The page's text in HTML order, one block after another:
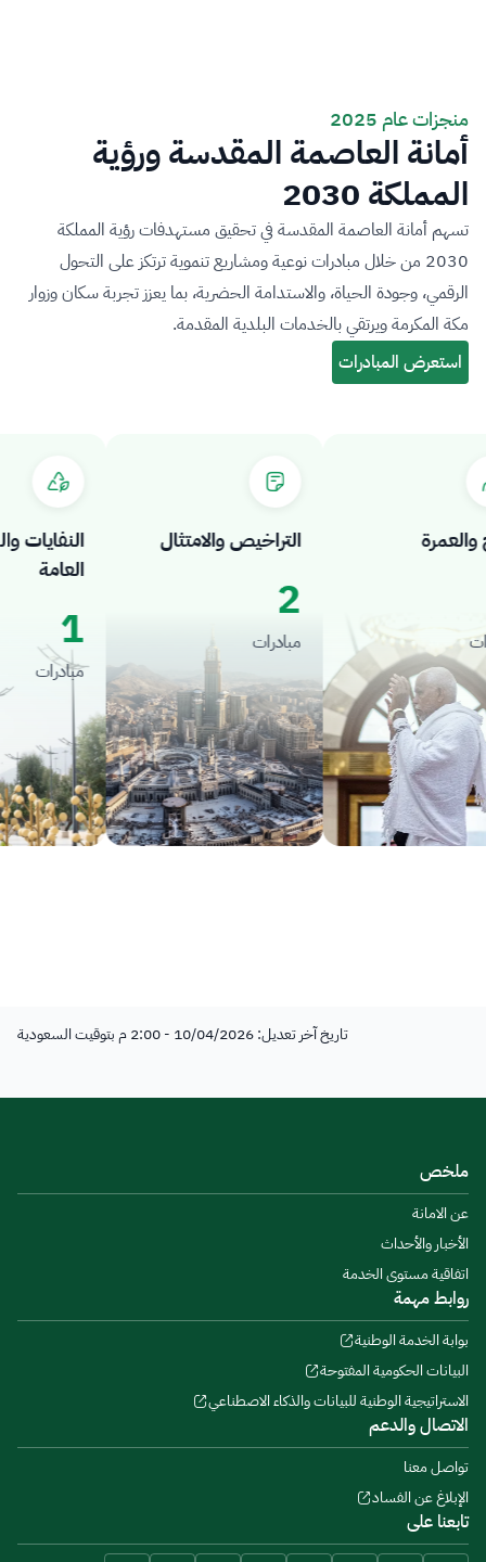
منجزات عام 2025
أمانة العاصمة المقدسة ورؤية
المملكة 2030
تسهم أمانة العاصمة المقدسة في تحقيق مستهدفات رؤية المملكة
2030 من خلال مبادرات نوعية ومشاريع تنموية ترتكز على التحول
الرقمي، وجودة الحياة، والاستدامة الحضرية، بما يعزز تجربة سكان وزوار
مكة المكرمة ويرتقي بالخدمات البلدية المقدمة.
النفايات
العامة
1
مبادرات
التراخيص والامتثال
2
مبادرات
تاريخ آخر تعديل: 10/04/2026 - 2:00 م بتوقيت السعودية
ملخص
عن الامانة
الأخبار والأحداث
اتفاقية مستوى الخدمة
روابط مهمة
بوابة الخدمة الوطنية
البيانات الحكومية المفتوحة
الاستراتيجية الوطنية للبيانات والذكاء الاصطناعي
الاتصال والدعم
تواصل معنا
الإبلاغ عن الفساد
تابعنا على